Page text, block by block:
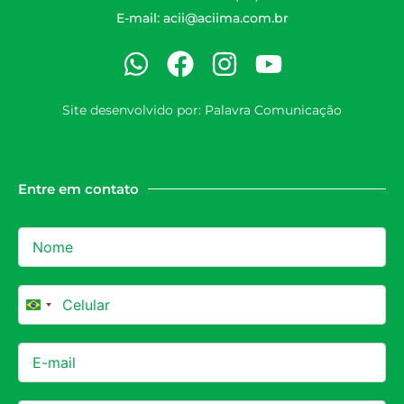
E-mail: acii@aciima.com.br
Site desenvolvido por: Palavra Comunicação
Entre em contato
Brazil +55